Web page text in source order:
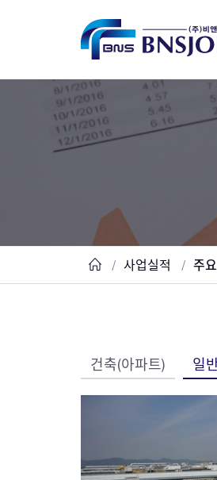
사업실적 주
건축(아파트) 일